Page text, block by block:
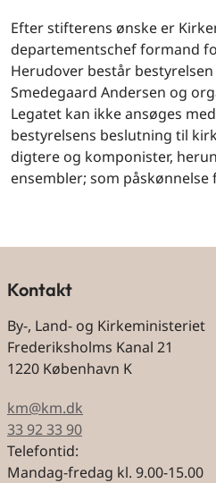
Efter stifterens ønske er
departementschef formand
Herudover består
Smedegaard Andersen og
Legatet kan ikke ansøges
bestyrelsens beslutning til
digtere og komponister,
ensembler; som
Kontakt
By-, Land- og Kirkeministeriet
Frederiksholms Kanal 21
1220 København K
km@km.dk
33 92 33 90
Telefontid:
Mandag-fredag kl. 9.00-15.00